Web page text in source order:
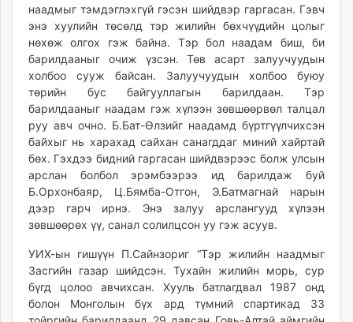
наадмыг тэмдэглэхгүй гэсэн шийдвэр гаргасан. Гэвч
энэ хуулийн төсөлд тэр жилийн бөхчүүдийн цолыг
нөхөж олгох гэж байна. Тэр бол наадам биш, би
барилдааныг очиж үзсэн. Төв асарт залуучуудын
холбоо сууж байсан. Залуучуудын холбоо буюу
төрийн бус байгууллагын барилдаан. Тэр
барилдааныг наадам гэж хүлээн зөвшөөрвөл талцал
руу авч очно. Б.Бат-Өлзийг наадамд бүртгүүлчихсэн
байхыг нь харахад сайхан санагддаг миний хайртай
бөх. Гэхдээ бидний гаргасан шийдвэрээс болж улсын
арслан болбол эрэмбээрээ ид барилдаж буй
Б.Орхонбаяр, Ц.Бямба-Отгон, Э.Батмагнай нарын
дээр гарч ирнэ. Энэ залуу арслангууд хүлээн
зөвшөөрөх үү, санал солилцсон уу гэж асуув.
УИХ-ын гишүүн П.Сайнзориг “Тэр жилийн наадмыг
Засгийн газар шийдсэн. Тухайн жилийн морь, сур
бүгд цолоо авчихсан. Хууль батлагдвал 1987 онд
болон Монголын бүх ард түмний спартикад 33